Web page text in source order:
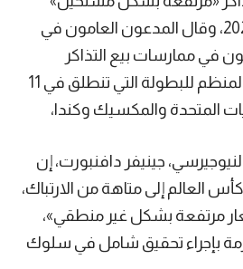
لبطولة كأس العالم 2026، وقال المدعون العامون في
في ممارسات بيع التذاكر
الخاصة بالاتحاد الدولي المنظم للبطولة التي تنطلق في 11
المتحدة والمكسيك وكندا،
جينيفر دافنبورت، إن
العالم إلى متاهة من الارتباك،
مرتفعة بشكل غير منطقي»،
بإجراء تحقيق شامل في سلوك